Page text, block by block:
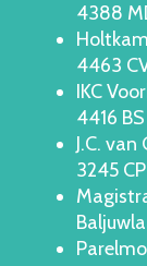
4388
4463
IKC
4416
J.C.
3245